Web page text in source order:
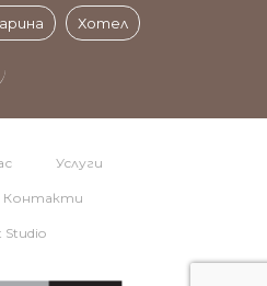
Хотел
Услуги
Контакти
Studio